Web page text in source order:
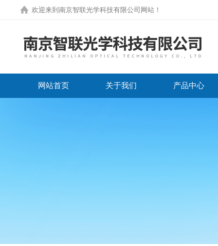
欢迎来到 南京智联光学科技有限公司网站 ！
网站首页 关于我们 产品中心